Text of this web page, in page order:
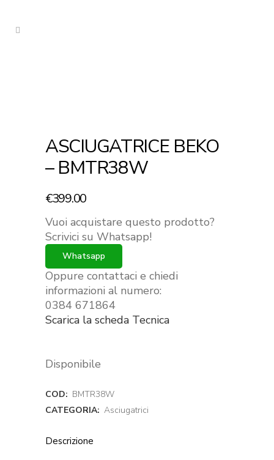
ASCIUGATRICE BEKO
– BMTR38W
€399.00
Vuoi acquistare questo prodotto?
Scrivici su Whatsapp!
Whatsapp
Oppure contattaci e chiedi
informazioni al numero:
0384 671864
Scarica la scheda Tecnica
Disponibile
COD: BMTR38W
CATEGORIA: Asciugatrici
Descrizione